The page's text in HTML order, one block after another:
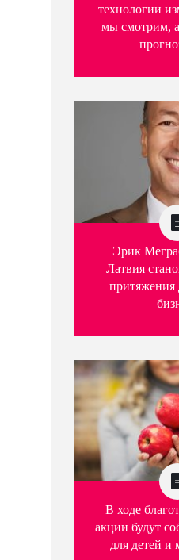
технологии
мы смотрим,
Эрик
Латвия
притяжения
В ходе
акции будут
для детей и